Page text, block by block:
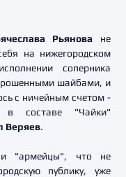
Рьянова не
на нижегородском
соперника
шайбами, и
с ничейным счетом -
в составе "Чайки"
Веряев.
"армейцы", что не
публику, уже